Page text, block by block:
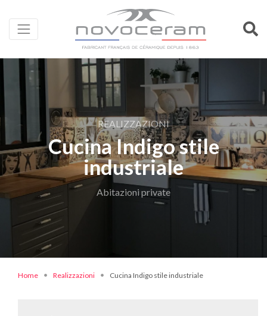
REALIZZAZIONI
Cucina Indigo stile
industriale
Abitazioni private
Home Realizzazioni Cucina Indigo stile industriale